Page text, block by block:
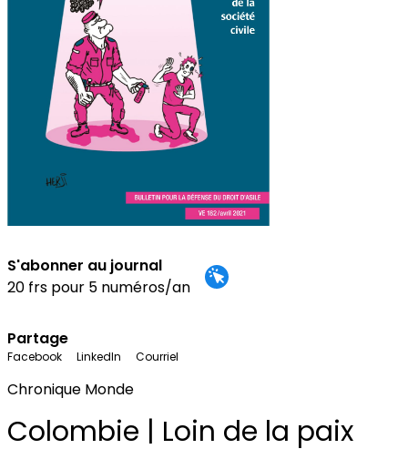
S'abonner au journal
20 frs pour 5 numéros/an
Partage
Facebook LinkedIn Courriel
Chronique Monde
Colombie | Loin de la paix